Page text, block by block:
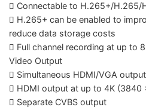
 Connectable to H.265+/H.265/
 H.265+ can be enabled to
reduce data storage costs
 Full channel recording at up to
Video Output
 Simultaneous HDMI/VGA output
 HDMI output at up to 4K (3840
 Separate CVBS output